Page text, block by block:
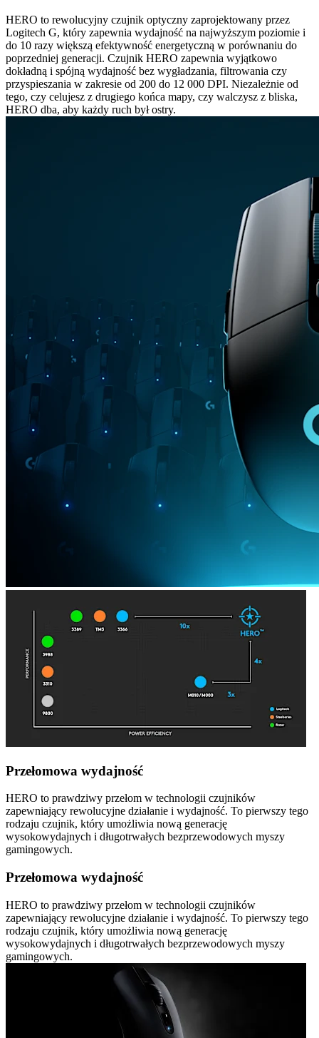
HERO to rewolucyjny czujnik optyczny zaprojektowany przez
Logitech G, który zapewnia wydajność na najwyższym poziomie i
do 10 razy większą efektywność energetyczną w porównaniu do
poprzedniej generacji. Czujnik HERO zapewnia wyjątkowo
dokładną i spójną wydajność bez wygładzania, filtrowania czy
przyspieszania w zakresie od 200 do 12 000 DPI. Niezależnie od
tego, czy celujesz z drugiego końca mapy, czy walczysz z bliska,
HERO dba, aby każdy ruch był ostry.
Przełomowa wydajność
HERO to prawdziwy przełom w technologii czujników
zapewniający rewolucyjne działanie i wydajność. To pierwszy tego
rodzaju czujnik, który umożliwia nową generację
wysokowydajnych i długotrwałych bezprzewodowych myszy
gamingowych.
Przełomowa wydajność
HERO to prawdziwy przełom w technologii czujników
zapewniający rewolucyjne działanie i wydajność. To pierwszy tego
rodzaju czujnik, który umożliwia nową generację
wysokowydajnych i długotrwałych bezprzewodowych myszy
gamingowych.